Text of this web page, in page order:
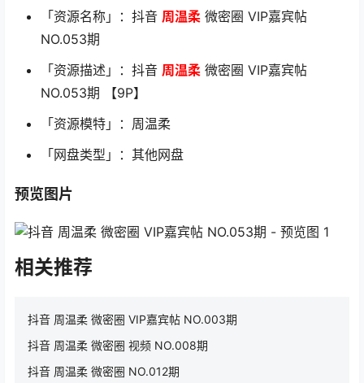
「资源名称」：抖音 周温柔 微密圈 VIP嘉宾帖
NO.053期
「资源描述」：抖音 周温柔 微密圈 VIP嘉宾帖
NO.053期 【9P】
「资源模特」：周温柔
「网盘类型」：其他网盘
预览图片
相关推荐
抖音 周温柔 微密圈 VIP嘉宾帖 NO.003期
抖音 周温柔 微密圈 视频 NO.008期
抖音 周温柔 微密圈 NO.012期